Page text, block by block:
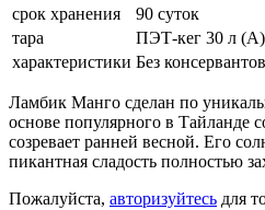
срок хранения
90 суток
тара
ПЭТ-кег 30 л (А)
характеристики Без консервантов
Ламбик Манго сделан по
основе популярного в Тайланде
созревает ранней весной. Его
пикантная сладость полностью
Пожалуйста, авторизуйтесь для